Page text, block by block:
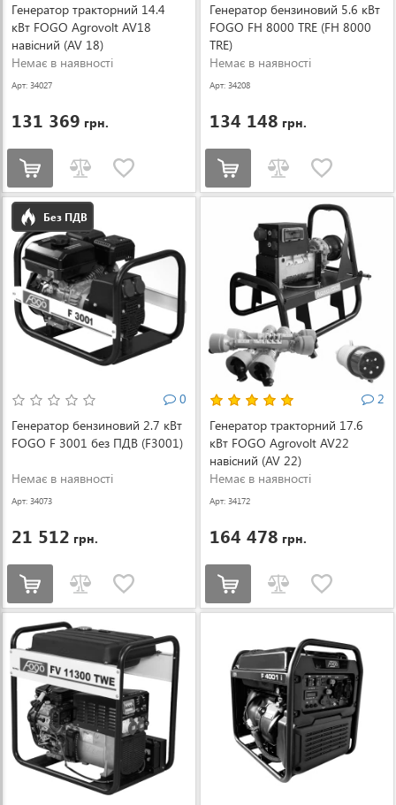
Генератор тракторний 14.4
кВт FOGO Agrovolt AV18
навісний (AV 18)
Немає в наявності
Арт: 34027
131 369 грн.
Генератор бензиновий 5.6 кВт
FOGO FH 8000 TRE (FH 8000
TRE)
Немає в наявності
Арт: 34208
134 148 грн.
Без ПДВ
0
Генератор бензиновий 2.7 кВт
FOGO F 3001 без ПДВ (F3001)
Немає в наявності
Арт: 34073
21 512 грн.
2
Генератор тракторний 17.6
кВт FOGO Agrovolt AV22
навісний (AV 22)
Немає в наявності
Арт: 34172
164 478 грн.